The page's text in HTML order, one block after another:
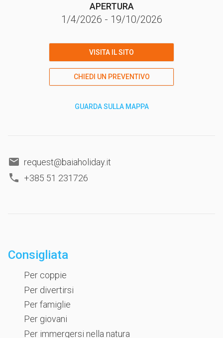
APERTURA
1/4/2026 - 19/10/2026
VISITA IL SITO
CHIEDI UN PREVENTIVO
GUARDA SULLA MAPPA
request@baiaholiday.it
+385 51 231726
Consigliata
Per coppie
Per divertirsi
Per famiglie
Per giovani
Per immergersi nella natura